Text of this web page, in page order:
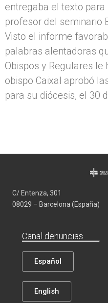
entregaba el texto
profesor del seminario
Visto el informe
palabras alentadoras
Obispos y Regulares le
obispo Caixal aprobó
para su diócesis, el 30
C/ Entenza, 301
08029 – Barcelona (España)
Canal denuncias
Español
English